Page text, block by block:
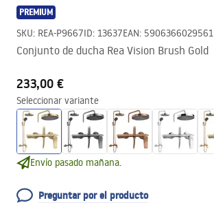
PREMIUM
SKU: REA-P9667ID: 13637EAN: 5906366029561
Conjunto de ducha Rea Vision Brush Gold
233,00 €
Seleccionar variante
Envío pasado mañana.
Preguntar por el producto